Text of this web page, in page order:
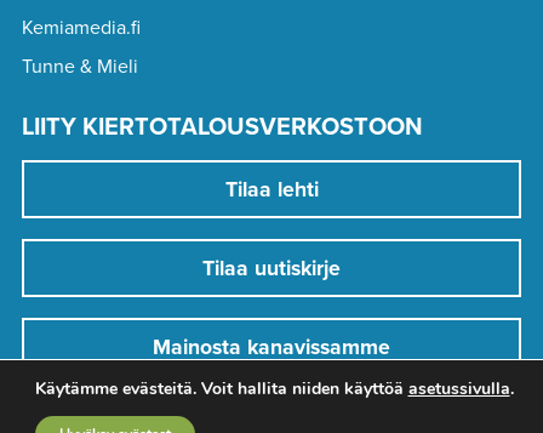
Kemiamedia.fi
Tunne & Mieli
LIITY KIERTOTALOUSVERKOSTOON
Tilaa lehti
Tilaa uutiskirje
Mainosta kanavissamme
Käytämme evästeitä. Voit hallita niiden käyttöä asetussivulla.